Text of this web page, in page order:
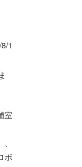
1
室
ボ